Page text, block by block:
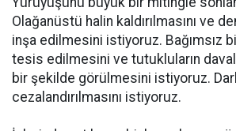
Olağanüstü halin kaldırılmasını ve
inşa edilmesini istiyoruz. Bağımsız
tesis edilmesini ve tutukluların
bir şekilde görülmesini istiyoruz.
cezalandırılmasını istiyoruz.